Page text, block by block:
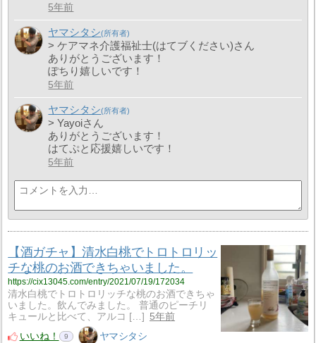
5年前
ヤマシタシ
> ケアマネ介護福祉士(はてブください)さん
ありがとうございます！
ぽちり嬉しいです！
5年前
ヤマシタシ
> Yayoiさん
ありがとうございます！
はてぷと応援嬉しいです！
5年前
【酒ガチャ】清水白桃でトロトロリッ
チな桃のお酒できちゃいました。
https://cix13045.com/entry/2021/07/19/172034
清水白桃でトロトロリッチな桃のお酒できちゃ
いました。飲んでみました。 普通のピーチリ
キュールと比べて、アルコ […]
5年前
いいね！
9 ヤマシタシ